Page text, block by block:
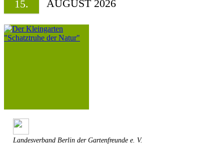
15. AUGUST 2026
Landesverband Berlin der Gartenfreunde e. V.